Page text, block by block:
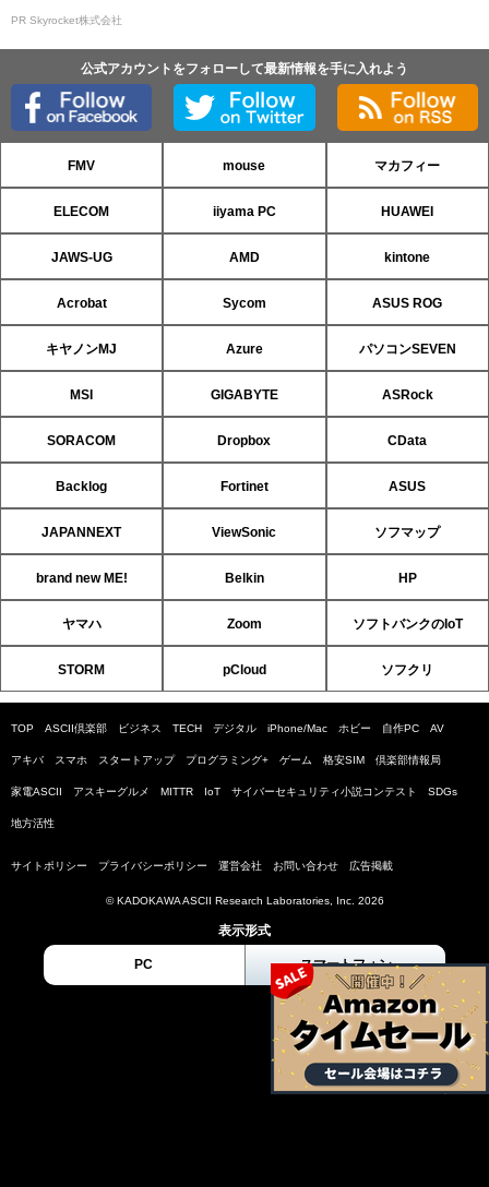
PR Skyrocket株式会社
公式アカウントをフォローして最新情報を手に入れよう
FMV mouse マカフィー
ELECOM iiyama PC HUAWEI
JAWS-UG AMD kintone
Acrobat Sycom ASUS ROG
キヤノンMJ Azure パソコンSEVEN
MSI GIGABYTE ASRock
SORACOM Dropbox CData
Backlog Fortinet ASUS
JAPANNEXT ViewSonic ソフマップ
brand new ME! Belkin HP
ヤマハ Zoom ソフトバンクのIoT
STORM pCloud ソフクリ
TOP ASCII倶楽部 ビジネス TECH デジタル iPhone/Mac ホビー 自作PC AV
アキバ スマホ スタートアップ プログラミング+ ゲーム 格安SIM 倶楽部情報局
家電ASCII アスキーグルメ MITTR IoT サイバーセキュリティ小説コンテスト SDGs
地方活性
サイトポリシー プライバシーポリシー 運営会社 お問い合わせ 広告掲載
© KADOKAWA ASCII Research Laboratories, Inc. 2026
表示形式
PC スマートフォン